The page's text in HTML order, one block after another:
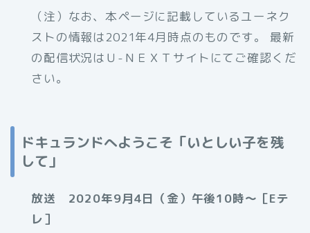
（注）なお、本ページに記載しているユーネク
ストの情報は2021年4月時点のものです。 最新
の配信状況はＵ-ＮＥＸＴサイトにてご確認くだ
さい。
ドキュランドへようこそ「いとしい子を残
して」
放送 2020年9月4日（金）午後10時〜［Eテ
レ］